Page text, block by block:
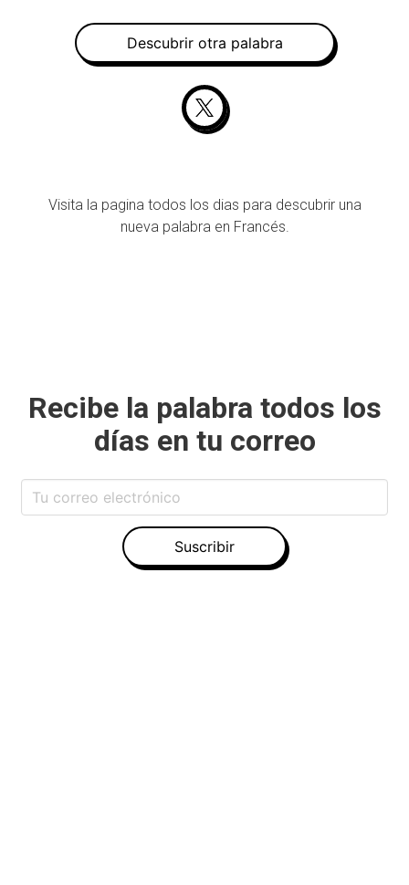
Descubrir otra palabra
Visita la pagina todos los dias para descubrir una
nueva palabra en Francés.
Recibe la palabra todos los
días en tu correo
Suscribir